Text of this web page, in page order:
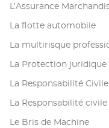
L’Assurance
La flotte automobile
La multirisque
La Protection juridique
La Responsabilité
La Responsabilité
Le Bris de Machine